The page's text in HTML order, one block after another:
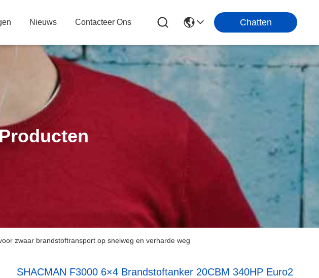
Nieuws Contacteer Ons Chatten
zwaar brandstoftransport op snelweg en verharde weg
SHACMAN F3000 6×4 Brandstoftanker 20CBM 340HP Euro2